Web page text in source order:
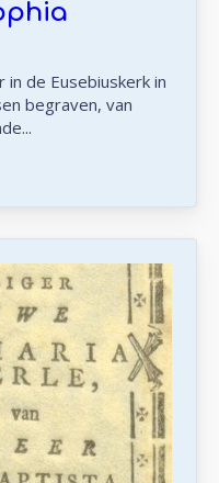
de Eusebiuskerk in
begraven, van